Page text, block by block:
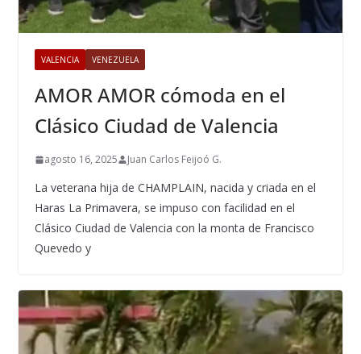
VALENCIA VENEZUELA
AMOR AMOR cómoda en el
Clásico Ciudad de Valencia
agosto 16, 2025 Juan Carlos Feijoó G.
La veterana hija de CHAMPLAIN, nacida y criada en el
Haras La Primavera, se impuso con facilidad en el
Clásico Ciudad de Valencia con la monta de Francisco
Quevedo y